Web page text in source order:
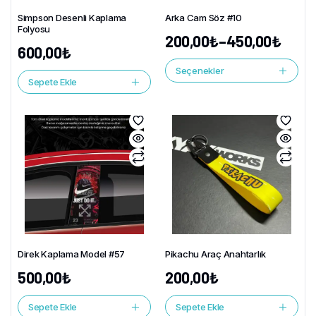
Simpson Desenli Kaplama
Folyosu
600,00₺
Sepete Ekle
Arka Cam Söz #10
200,00₺–450,00₺
Seçenekler
Direk Kaplama Model #57
500,00₺
Sepete Ekle
Pikachu Araç Anahtarlık
200,00₺
Sepete Ekle